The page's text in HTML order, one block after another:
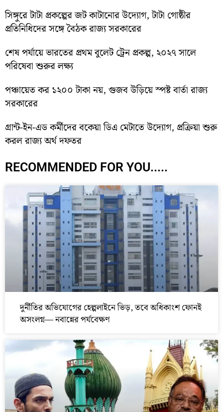
সিঙ্গুরে টাটা প্রকল্পের জট কাটানোর উদ্যোগ, টাটা গোষ্ঠীর
প্রতিনিধিদের সঙ্গে বৈঠক রাজ্য সরকারের
শেষ পর্যায়ে ভারতের প্রথম বুলেট ট্রেন প্রকল্প, ২০২৭ সালে
পরিষেবা শুরুর লক্ষ্য
পঞ্চায়েত কর ১২০০ টাকা নয়, গুজব উড়িয়ে স্পষ্ট বার্তা রাজ্য
সরকারের
গ্রান্ট-ইন-এড কর্মীদের বকেয়া ডিএ মেটাতে উদ্যোগ, প্রক্রিয়া শুরু
করল রাজ্য অর্থ দফতর
RECOMMENDED FOR YOU.....
দুর্নীতির অভিযোগের হেল্পলাইনে ভিড়, তবে অধিকাংশ ফোনই
অসংলগ্ন— নবান্নের পর্যবেক্ষণ